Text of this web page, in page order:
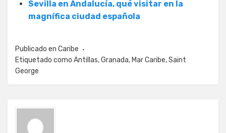
Sevilla en Andalucía, qué visitar en la
magnífica ciudad española
Publicado en Caribe
Etiquetado como Antillas,Granada, Mar Caribe,Saint
George